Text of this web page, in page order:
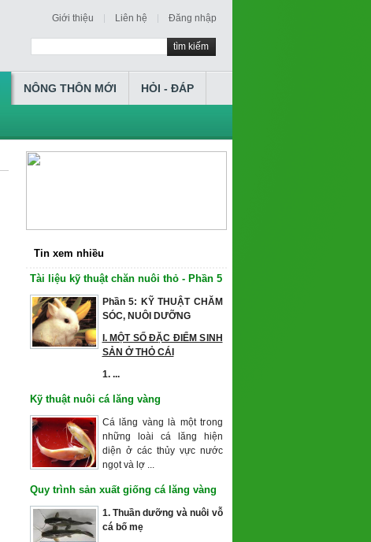
Giới thiệu Liên hệ Đăng nhập
tìm kiếm
NÔNG THÔN MỚI HỎI - ĐÁP
Tin xem nhiều
Tài liệu kỹ thuật chăn nuôi thỏ - Phần 5
Phần 5: KỸ THUẬT CHĂM
SÓC, NUÔI DƯỠNG
I. MỘT SỐ ĐẶC ĐIỂM SINH
SẢN Ở THỎ CÁI
1. ...
Kỹ thuật nuôi cá lăng vàng
Cá lăng vàng là một trong
những loài cá lăng hiện
diện ở các thủy vực nước
ngọt và lợ ...
Quy trình sản xuất giống cá lăng vàng
1. Thuần dưỡng và nuôi vỗ
cábố mẹ